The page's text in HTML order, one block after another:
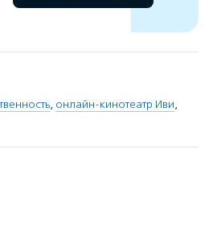
, онлайн-кинотеатр Иви,